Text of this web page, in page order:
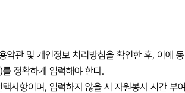
약관 및 개인정보 처리방침을 확인한 후, 이에
정확하게 입력해야 한다.
사항이며, 입력하지 않을 시 자원봉사 시간 부